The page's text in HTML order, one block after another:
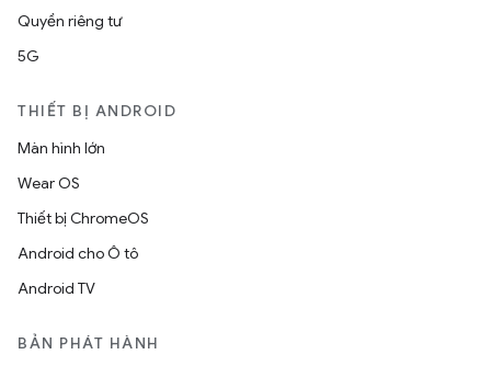
Quyền riêng tư
5G
THIẾT BỊ ANDROID
Màn hình lớn
Wear OS
Thiết bị ChromeOS
Android cho Ô tô
Android TV
BẢN PHÁT HÀNH